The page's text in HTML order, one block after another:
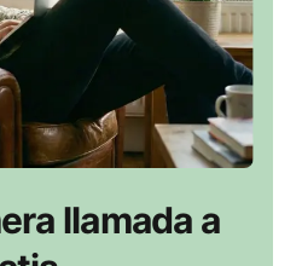
llamada a